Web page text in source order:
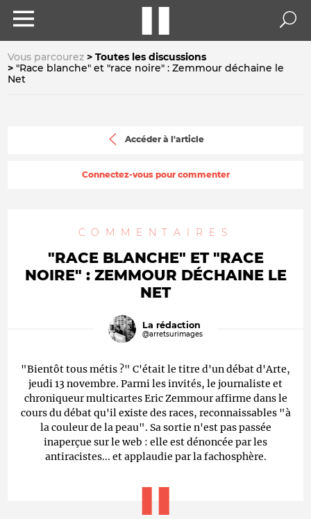
Vous parcourez
Toutes les discussions
"Race blanche" et "race noire" : Zemmour déchaine le
Net
Accéder à l'article
Connectez-vous pour commenter
COMMENTAIRES
"RACE BLANCHE" ET "RACE
NOIRE" : ZEMMOUR DÉCHAINE LE
NET
La rédaction
@arretsurimages
"Bientôt tous métis ?" C'était le titre d'un débat d'Arte,
jeudi 13 novembre. Parmi les invités, le journaliste et
chroniqueur multicartes Eric Zemmour affirme dans le
cours du débat qu'il existe des races, reconnaissables "à
la couleur de la peau". Sa sortie n'est pas passée
inaperçue sur le web : elle est dénoncée par les
antiracistes... et applaudie par la fachosphère.